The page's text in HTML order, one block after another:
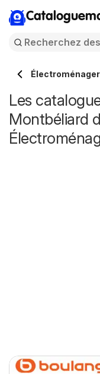
Les
Montbéliard